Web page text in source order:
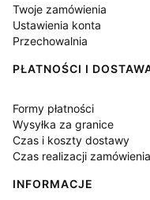
Twoje zamówienia
Ustawienia konta
Przechowalnia
PŁATNOŚCI I
Formy płatności
Wysyłka za granice
Czas i koszty dostawy
Czas realizacji zamówienia
INFORMACJE